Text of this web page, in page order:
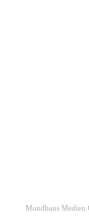
Mondhaus Medien